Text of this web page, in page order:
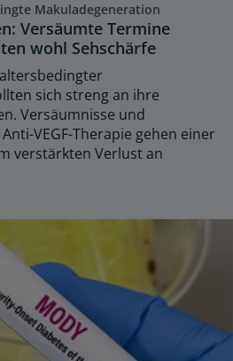
Makuladegeneration
Versäumte Termine
wohl Sehschärfe
sich streng an ihre
Versäumnisse und
VEGF-Therapie gehen einer
verstärkten Verlust an